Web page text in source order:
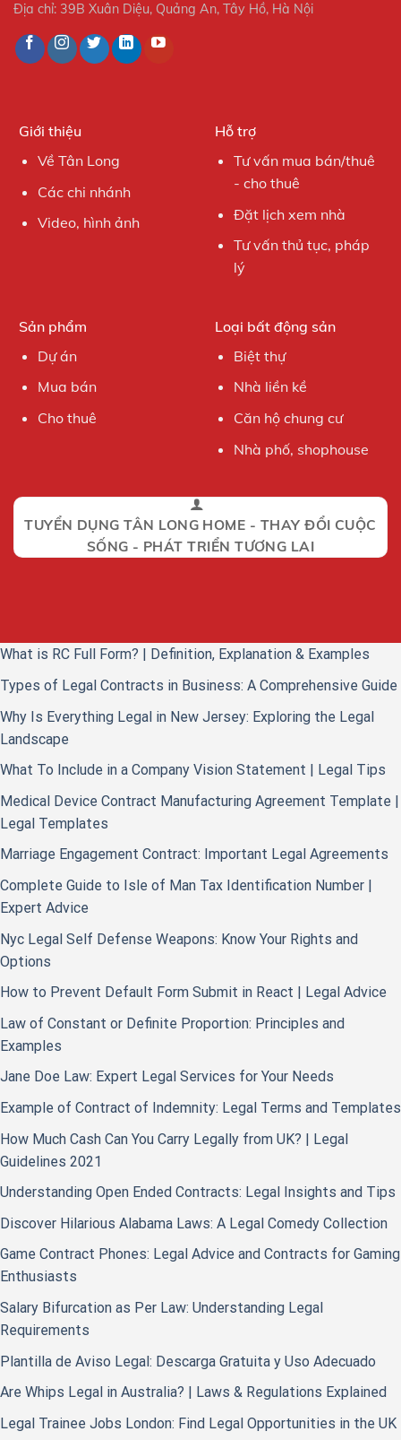
Địa chỉ: 39B Xuân Diệu, Quảng An, Tây Hồ, Hà Nội
Giới thiệu
Về Tân Long
Các chi nhánh
Video, hình ảnh
Hỗ trợ
Tư vấn mua bán/thuê
- cho thuê
Đặt lịch xem nhà
Tư vấn thủ tục, pháp
lý
Sản phẩm
Dự án
Mua bán
Cho thuê
Loại bất động sản
Biệt thự
Nhà liền kề
Căn hộ chung cư
Nhà phố, shophouse
TUYỂN DỤNG TÂN LONG HOME - THAY ĐỔI CUỘC
SỐNG - PHÁT TRIỂN TƯƠNG LAI
What is RC Full Form? | Definition, Explanation & Examples
Types of Legal Contracts in Business: A Comprehensive Guide
Why Is Everything Legal in New Jersey: Exploring the Legal
Landscape
What To Include in a Company Vision Statement | Legal Tips
Medical Device Contract Manufacturing Agreement Template |
Legal Templates
Marriage Engagement Contract: Important Legal Agreements
Complete Guide to Isle of Man Tax Identification Number |
Expert Advice
Nyc Legal Self Defense Weapons: Know Your Rights and
Options
How to Prevent Default Form Submit in React | Legal Advice
Law of Constant or Definite Proportion: Principles and
Examples
Jane Doe Law: Expert Legal Services for Your Needs
Example of Contract of Indemnity: Legal Terms and Templates
How Much Cash Can You Carry Legally from UK? | Legal
Guidelines 2021
Understanding Open Ended Contracts: Legal Insights and Tips
Discover Hilarious Alabama Laws: A Legal Comedy Collection
Game Contract Phones: Legal Advice and Contracts for Gaming
Enthusiasts
Salary Bifurcation as Per Law: Understanding Legal
Requirements
Plantilla de Aviso Legal: Descarga Gratuita y Uso Adecuado
Are Whips Legal in Australia? | Laws & Regulations Explained
Legal Trainee Jobs London: Find Legal Opportunities in the UK